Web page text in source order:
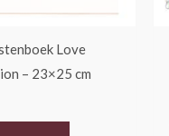
Love
– 23×25 cm